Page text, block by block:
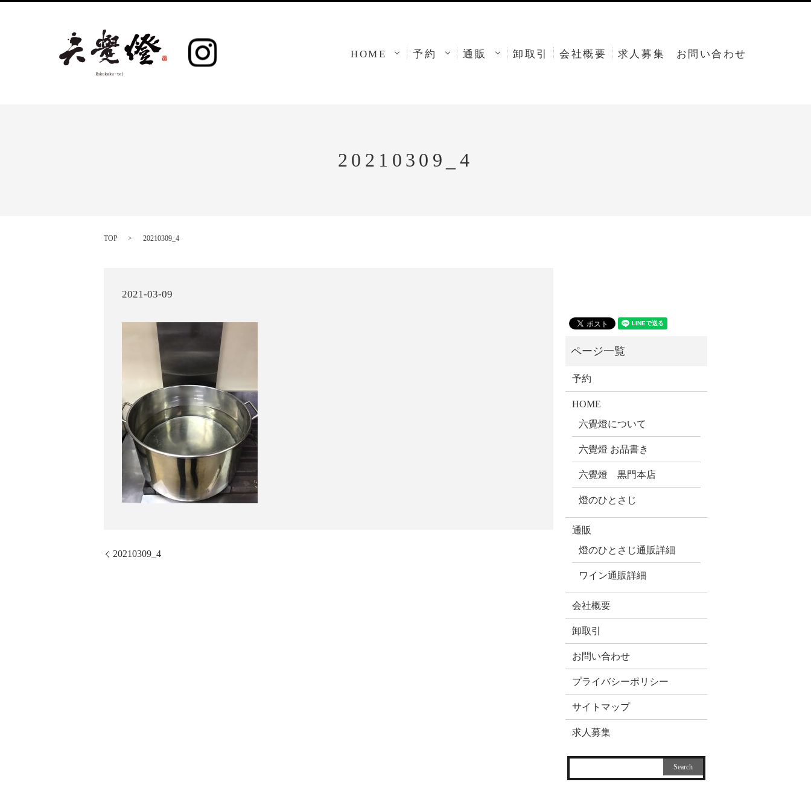
HOME 予約 通販 卸取引 会社概要 求人募集 お問い合わせ
20210309_4
TOP 20210309_4
2021-03-09
20210309_4
予約
HOME
六覺燈について
六覺燈 お品書き
六覺燈 黒門本店
燈のひとさじ
通販
燈のひとさじ通販詳細
ワイン通販詳細
会社概要
卸取引
お問い合わせ
プライバシーポリシー
サイトマップ
求人募集